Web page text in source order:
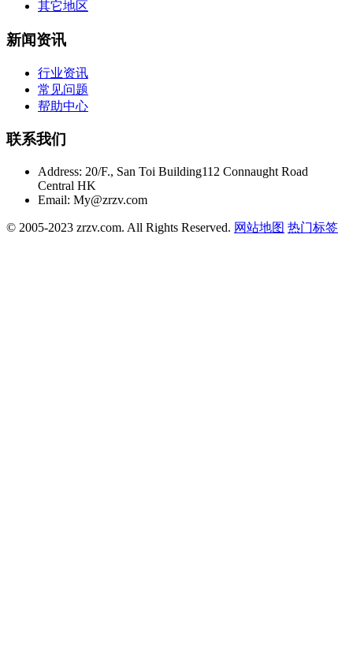
其它地区
新闻资讯
行业资讯
常见问题
帮助中心
联系我们
Address: 20/F., San Toi Building112 Connaught Road
Central HK
Email: My@zrzv.com
© 2005-2023 zrzv.com. All Rights Reserved. 网站地图 热门标签